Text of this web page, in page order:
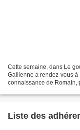
Cette semaine, dans Le
Gallienne a rendez-vous
connaissance de Romain,
Liste des